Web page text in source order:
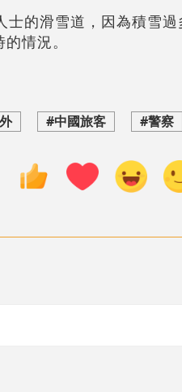
的滑雪道，因為積雪
情況。
#中國旅客 #警察